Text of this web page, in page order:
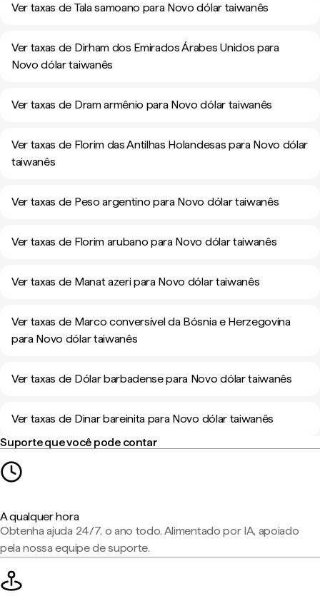
Ver taxas de Tala samoano para Novo dólar taiwanês
Ver taxas de Dirham dos Emirados Árabes Unidos para
Novo dólar taiwanês
Ver taxas de Dram armênio para Novo dólar taiwanês
Ver taxas de Florim das Antilhas Holandesas para Novo dólar
taiwanês
Ver taxas de Peso argentino para Novo dólar taiwanês
Ver taxas de Florim arubano para Novo dólar taiwanês
Ver taxas de Manat azeri para Novo dólar taiwanês
Ver taxas de Marco conversível da Bósnia e Herzegovina
para Novo dólar taiwanês
Ver taxas de Dólar barbadense para Novo dólar taiwanês
Ver taxas de Dinar bareinita para Novo dólar taiwanês
Suporte que você pode contar
A qualquer hora
Obtenha ajuda 24/7, o ano todo. Alimentado por IA, apoiado
pela nossa equipe de suporte.